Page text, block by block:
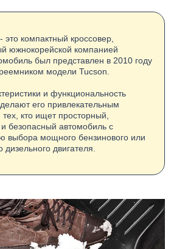
это компактный кроссовер,
южнокорейской компанией
был представлен в 2010 году
модели Tucson.
и функциональность
его привлекательным
кто ищет просторный,
безопасный автомобиль с
выбора мощного бензинового или
дизельного двигателя.